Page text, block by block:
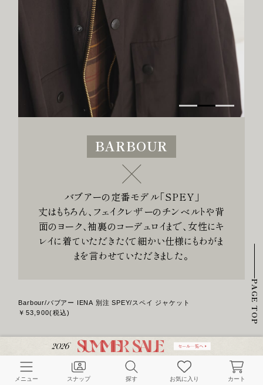
PAGE TOP
BARBOUR
バブアーの定番モデル「SPEY」
丈はもちろん、フェイクレザーのチンベルトや背
面のヨーク、袖裏のコーデュロイまで、女性にキ
レイに着ていただきたくて細かい仕様にもわがま
まを言わせていただきました。
Barbour/バブアー IENA 別注 SPEY/スペイ ジャケット
￥53,900(税込)
メニュー スナップ 探す お気に入り カート